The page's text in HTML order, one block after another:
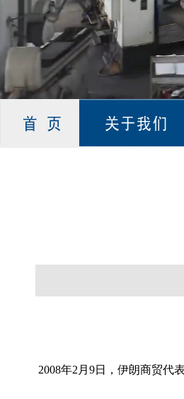
2008年2月9日，伊朗商贸代